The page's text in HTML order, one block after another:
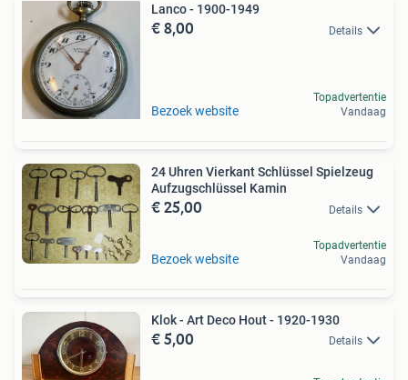
Lanco - 1900-1949
€ 8,00 Details
Bezoek website
Topadvertentie
Vandaag
24 Uhren Vierkant Schlüssel Spielzeug
Aufzugschlüssel Kamin
€ 25,00 Details
Bezoek website
Topadvertentie
Vandaag
Klok - Art Deco Hout - 1920-1930
€ 5,00 Details